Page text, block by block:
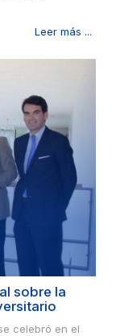
Leer más ...
sobre la
celebró en el